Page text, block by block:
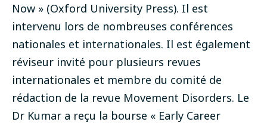
Now » (Oxford University Press). Il est
intervenu lors de nombreuses conférences
nationales et internationales. Il est également
réviseur invité pour plusieurs revues
internationales et membre du comité de
rédaction de la revue Movement Disorders. Le
Dr Kumar a reçu la bourse « Early Career